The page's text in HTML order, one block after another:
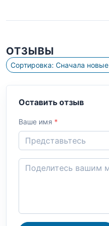
ОТЗЫВЫ
Сортировка: Сначала новые
Оставить отзыв
Ваше имя *